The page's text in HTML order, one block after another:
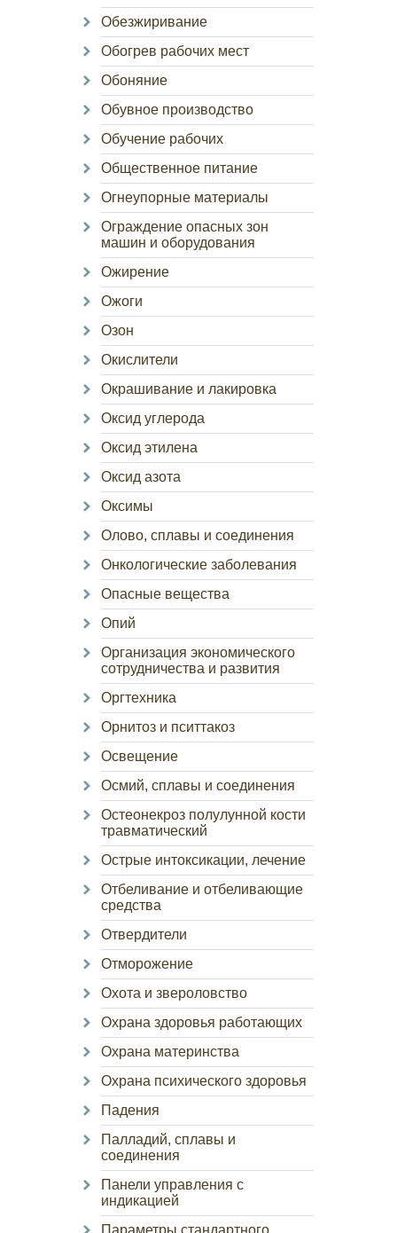
Обезжиривание
Обогрев рабочих мест
Обоняние
Обувное производство
Обучение рабочих
Общественное питание
Огнеупорные материалы
Ограждение опасных зон
машин и оборудования
Ожирение
Ожоги
Озон
Окислители
Окрашивание и лакировка
Оксид углерода
Оксид этилена
Оксид азота
Оксимы
Олово, сплавы и соединения
Онкологические заболевания
Опасные вещества
Опий
Организация экономического
сотрудничества и развития
Оргтехника
Орнитоз и пситтакоз
Освещение
Осмий, сплавы и соединения
Остеонекроз полулунной кости
травматический
Острые интоксикации, лечение
Отбеливание и отбеливающие
средства
Отвердители
Отморожение
Охота и звероловство
Охрана здоровья работающих
Охрана материнства
Охрана психического здоровья
Падения
Палладий, сплавы и
соединения
Панели управления с
индикацией
Параметры стандартного